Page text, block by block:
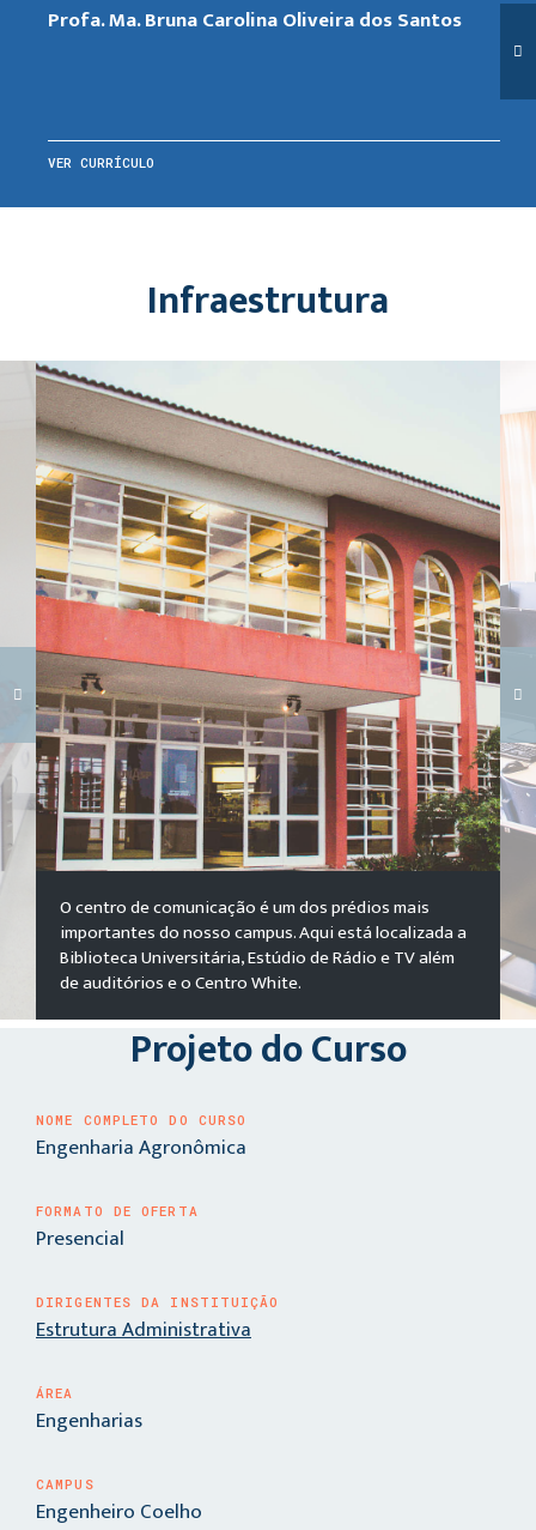
Profa. Ma. Bruna Carolina Oliveira dos Santos
VER CURRÍCULO
Infraestrutura
Carregando galeria...
O centro de comunicação é um dos prédios mais
importantes do nosso campus. Aqui está localizada a
Biblioteca Universitária, Estúdio de Rádio e TV além
de auditórios e o Centro White.
Projeto do Curso
NOME COMPLETO DO CURSO
Engenharia Agronômica
FORMATO DE OFERTA
Presencial
DIRIGENTES DA INSTITUIÇÃO
Estrutura Administrativa
ÁREA
Engenharias
CAMPUS
Engenheiro Coelho